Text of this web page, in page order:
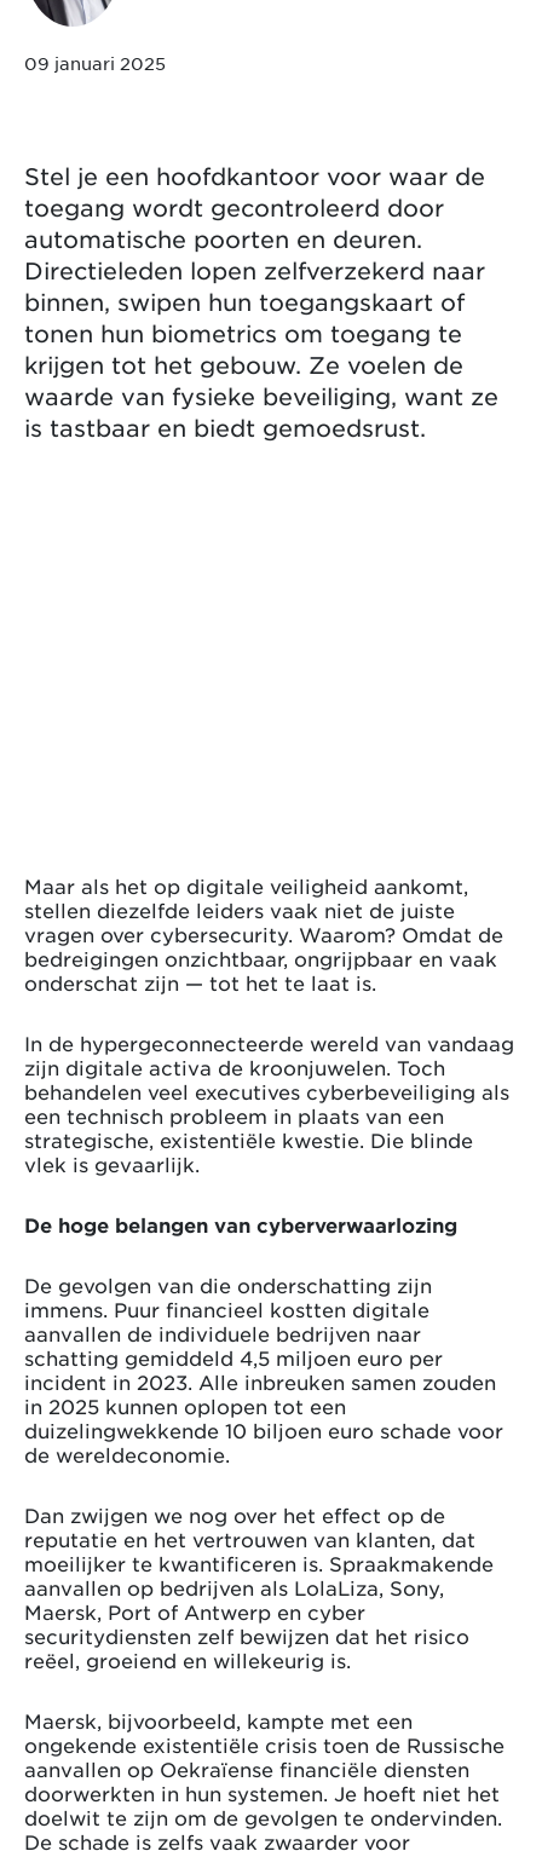
09 januari 2025
Stel je een hoofdkantoor voor waar de
toegang wordt gecontroleerd door
automatische poorten en deuren.
Directieleden lopen zelfverzekerd naar
binnen, swipen hun toegangskaart of
tonen hun biometrics om toegang te
krijgen tot het gebouw. Ze voelen de
waarde van fysieke beveiliging, want ze
is tastbaar en biedt gemoedsrust.
Maar als het op digitale veiligheid aankomt,
stellen diezelfde leiders vaak niet de juiste
vragen over cybersecurity. Waarom? Omdat de
bedreigingen onzichtbaar, ongrijpbaar en vaak
onderschat zijn — tot het te laat is.
In de hypergeconnecteerde wereld van vandaag
zijn digitale activa de kroonjuwelen. Toch
behandelen veel executives cyberbeveiliging als
een technisch probleem in plaats van een
strategische, existentiële kwestie. Die blinde
vlek is gevaarlijk.
De hoge belangen van cyberverwaarlozing
De gevolgen van die onderschatting zijn
immens. Puur financieel kostten digitale
aanvallen de individuele bedrijven naar
schatting gemiddeld 4,5 miljoen euro per
incident in 2023. Alle inbreuken samen zouden
in 2025 kunnen oplopen tot een
duizelingwekkende 10 biljoen euro schade voor
de wereldeconomie.
Dan zwijgen we nog over het effect op de
reputatie en het vertrouwen van klanten, dat
moeilijker te kwantificeren is. Spraakmakende
aanvallen op bedrijven als LolaLiza, Sony,
Maersk, Port of Antwerp en cyber
securitydiensten zelf bewijzen dat het risico
reëel, groeiend en willekeurig is.
Maersk, bijvoorbeeld, kampte met een
ongekende existentiële crisis toen de Russische
aanvallen op Oekraïense financiële diensten
doorwerkten in hun systemen. Je hoeft niet het
doelwit te zijn om de gevolgen te ondervinden.
De schade is zelfs vaak zwaarder voor